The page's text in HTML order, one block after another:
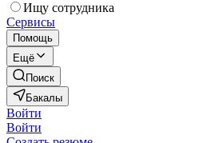
Ищу сотрудника
Сервисы
Помощь
Ещё
Поиск
Бакалы
Войти
Войти